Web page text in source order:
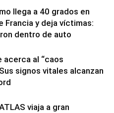
llega a 40 grados en
Francia y deja víctimas:
dentro de auto
acerca al “caos
signos vitales alcanzan
viaja a gran